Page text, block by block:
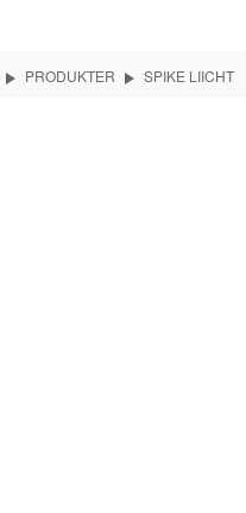
PRODUKTER SPIKE LIICHT